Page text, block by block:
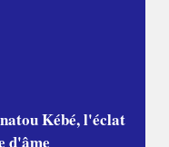
Kébé, l'éclat
d'âme